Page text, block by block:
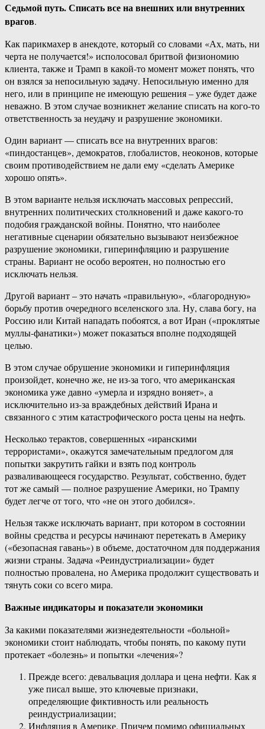
Седьмой путь. Списать все на внешних или внутренних
врагов.
Как парикмахер в анекдоте, который со словами «Ах, мать, ни
черта не получается!» исполосовал бритвой физиономию
клиента, также и Трамп в какой-то момент может понять, что
он взялся за непосильную задачу. Непосильную именно для
него, или в принципе не имеющую решения – уже будет даже
неважно. В этом случае возникнет желание списать на кого-то
ответственность за неудачу и разрушение экономики.
Один вариант — списать все на внутренних врагов:
«пиндостанцев», демократов, глобалистов, неоконов, которые
своим противодействием не дали ему «сделать Америке
хорошо опять».
В этом варианте нельзя исключать массовых репрессий,
внутренних политических столкновений и даже какого-то
подобия гражданской войны. Понятно, что наиболее
негативные сценарии обязательно вызывают неизбежное
разрушение экономики, гиперинфляцию и разрушение
страны. Вариант не особо вероятен, но полностью его
исключать нельзя.
Другой вариант – это начать «правильную», «благородную»
борьбу против очередного вселенского зла. Ну, слава богу, на
Россию или Китай нападать побоятся, а вот Иран («проклятые
муллы-фанатики») может показаться вполне подходящей
целью.
В этом случае обрушение экономики и гиперинфляция
произойдет, конечно же, не из-за того, что американская
экономика уже давно «умерла и изрядно воняет», а
исключительно из-за враждебных действий Ирана и
связанного с этим катастрофического роста цены на нефть.
Несколько терактов, совершенных «иранскими
террористами», окажутся замечательным предлогом для
попытки закрутить гайки и взять под контроль
разваливающееся государство. Результат, собственно, будет
тот же самый — полное разрушение Америки, но Трампу
будет легче от того, что «не он этого добился».
Нельзя также исключать вариант, при котором в состоянии
войны средства и ресурсы начинают перетекать в Америку
(«безопасная гавань») в объеме, достаточном для поддержания
жизни страны. Задача «Реиндустриализации» будет
полностью провалена, но Америка продолжит существовать и
тянуть соки со всего мира.
Важные индикаторы и показатели экономики
За какими показателями жизнедеятельности «больной»
экономики стоит наблюдать, чтобы понять, по какому пути
протекает «болезнь» и попытки «лечения»?
Прежде всего: девальвация доллара и цена нефти. Как я
уже писал выше, это ключевые признаки,
определяющие фиктивность или реальность
реиндустриализации;
Инфляция в Америке. Причем помимо официальных